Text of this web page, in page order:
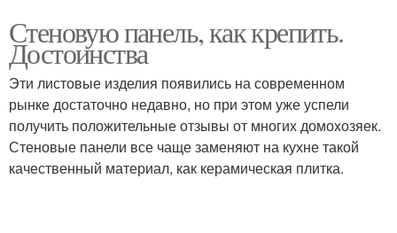
Стеновую панель, как крепить.
Достоинства
Эти листовые изделия появились на современном
рынке достаточно недавно, но при этом уже успели
получить положительные отзывы от многих домохозяек.
Стеновые панели все чаще заменяют на кухне такой
качественный материал, как керамическая плитка.